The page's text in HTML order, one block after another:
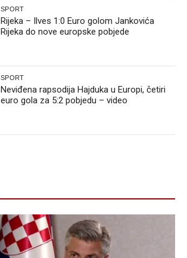
SPORT
Rijeka – Ilves 1:0 Euro golom Jankovića
Rijeka do nove europske pobjede
SPORT
Neviđena rapsodija Hajduka u Europi, četiri
euro gola za 5:2 pobjedu – video